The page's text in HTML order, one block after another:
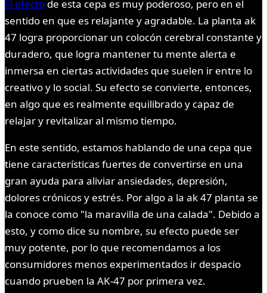
El efecto de esta cepa es muy poderoso, pero en el
sentido en que es relajante y agradable. La planta ak
47 logra proporcionar un colocón cerebral constante y
duradero, que logra mantener tu mente alerta e
inmersa en ciertas actividades que suelen ir entre lo
creativo y lo social. Su efecto se convierte, entonces,
en algo que es realmente equilibrado y capaz de
relajar y revitalizar al mismo tiempo.
En este sentido, estamos hablando de una cepa que
tiene características fuertes de convertirse en una
gran ayuda para aliviar ansiedades, depresión,
dolores crónicos y estrés. Por algo a la ak 47 planta se
la conoce como "la maravilla de una calada". Debido a
esto, y como dice su nombre, su efecto puede ser
muy potente, por lo que recomendamos a los
consumidores menos experimentados ir despacio
cuando prueben la AK-47 por primera vez.